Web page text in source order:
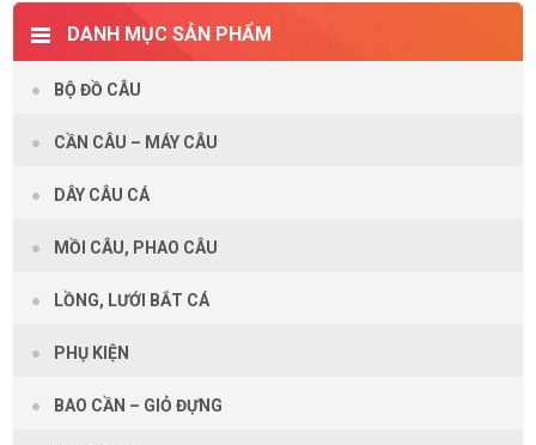
DANH MỤC SẢN PHẨM
BỘ ĐỒ CÂU
CẦN CÂU – MÁY CÂU
DÂY CÂU CÁ
MỒI CÂU, PHAO CÂU
LỒNG, LƯỚI BẮT CÁ
PHỤ KIỆN
BAO CẦN – GIỎ ĐỰNG